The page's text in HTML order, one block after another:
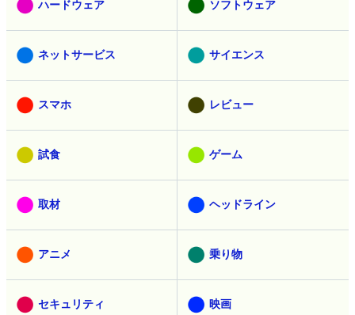
ハードウェア ソフトウェア
ネットサービス サイエンス
スマホ レビュー
試食 ゲーム
取材 ヘッドライン
アニメ 乗り物
セキュリティ 映画